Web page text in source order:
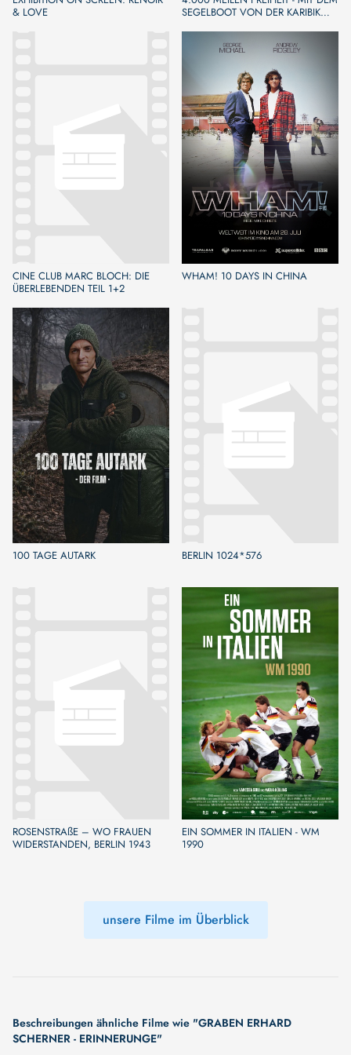
& LOVE
SEGELBOOT VON DER KARIBIK
CINE CLUB MARC BLOCH: DIE
ÜBERLEBENDEN TEIL 1+2
WHAM! 10 DAYS IN CHINA
100 TAGE AUTARK BERLIN 1024*576
ROSENSTRAßE – WO FRAUEN
WIDERSTANDEN, BERLIN 1943
EIN SOMMER IN ITALIEN - WM
1990
unsere Filme im Überblick
Beschreibungen ähnliche Filme wie "GRABEN ERHARD
SCHERNER - ERINNERUNGE"